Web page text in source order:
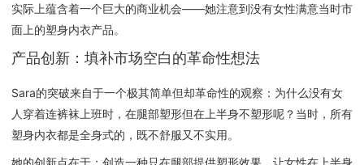
实际上蕴含着一个巨大的商业机会——她注意到没有女性满意当时市
面上的塑身内衣产品。
产品创新：填补市场空白的革命性想法
Sara的突破来自于一个极其简单但却革命性的观察：为什么没有女
人穿着连裤袜上班时，在腿部塑形但在上半身不塑形呢？当时，所有
塑身内衣都是全身式的，既不舒服又不实用。
她的创新点在于：创造一种只在腿部提供塑形效果，让女性在上半身